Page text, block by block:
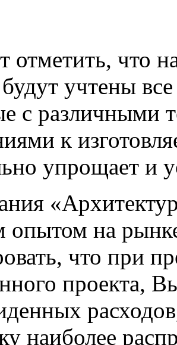
что
учтены
с различными
к
упрощает и
на
что при
проекта,
наиболее